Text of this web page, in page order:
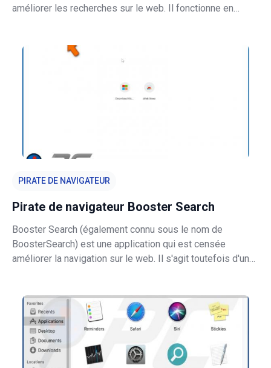
améliorer les recherches sur le web. Il fonctionne en
moteur de recherche. Il est donc
PIRATE DE NAVIGATEUR
Pirate de navigateur Booster Search
Booster Search (également connu sous le nom de
BoosterSearch) est une application qui est censée
améliorer la navigation sur le web. Il s'agit toutefois d'un
recherche) en modifiant les paramètres du n